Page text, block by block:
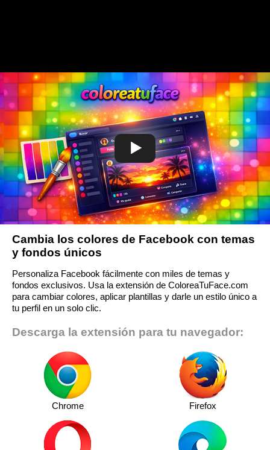
Cambia los colores de Facebook con temas
y fondos únicos
Personaliza Facebook fácilmente con miles de temas y
fondos exclusivos. Usa la extensión de ColoreaTuFace.com
para cambiar colores, aplicar plantillas y darle un estilo único a
tu perfil en un solo clic.
Descarga la extensión para tu navegador:
Chrome Firefox